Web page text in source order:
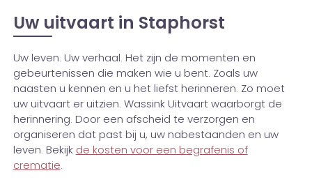
Uw uitvaart in Staphorst
Uw leven. Uw verhaal. Het zijn de momenten en
gebeurtenissen die maken wie u bent. Zoals uw
naasten u kennen en u het liefst herinneren. Zo moet
uw uitvaart er uitzien. Wassink Uitvaart waarborgt de
herinnering. Door een afscheid te verzorgen en
organiseren dat past bij u, uw nabestaanden en uw
leven. Bekijk de kosten voor een begrafenis of
crematie.